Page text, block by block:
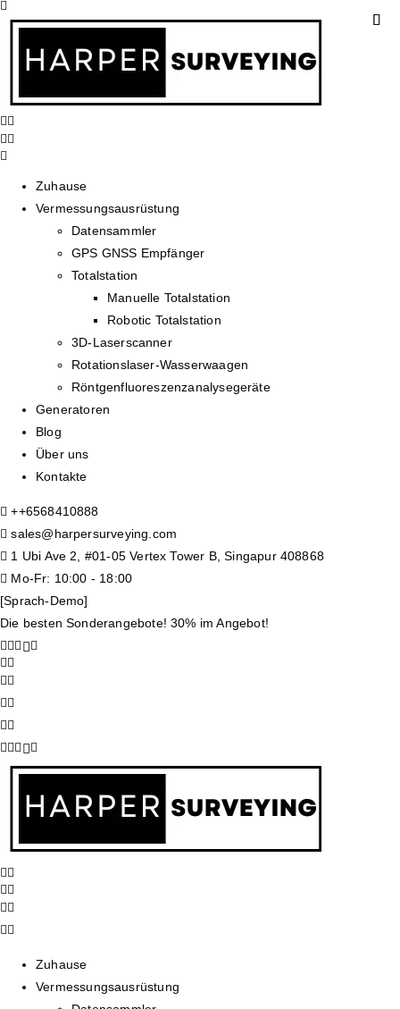
Zuhause
Vermessungsausrüstung
Datensammler
GPS GNSS Empfänger
Totalstation
Manuelle Totalstation
Robotic Totalstation
3D-Laserscanner
Rotationslaser-Wasserwaagen
Röntgenfluoreszenzanalysegeräte
Generatoren
Blog
Über uns
Kontakte
++6568410888
sales@harpersurveying.com
1 Ubi Ave 2, #01-05 Vertex Tower B, Singapur 408868
Mo-Fr: 10:00 - 18:00
[Sprach-Demo]
Die besten Sonderangebote! 30% im Angebot!
Zuhause
Vermessungsausrüstung